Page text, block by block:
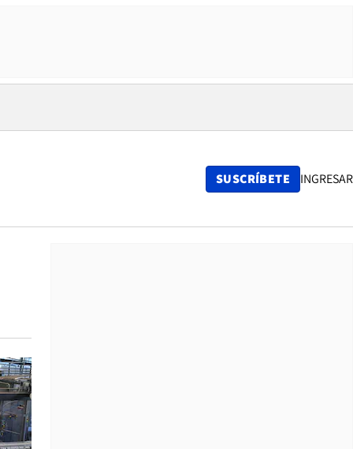
SUSCRÍBETE INGRESAR